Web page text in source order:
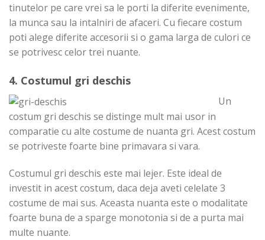
tinutelor pe care vrei sa le porti la diferite evenimente,
la munca sau la intalniri de afaceri. Cu fiecare costum
poti alege diferite accesorii si o gama larga de culori ce
se potrivesc celor trei nuante.
4. Costumul gri deschis
Un
costum gri deschis se distinge mult mai usor in
comparatie cu alte costume de nuanta gri. Acest costum
se potriveste foarte bine primavara si vara.
Costumul gri deschis este mai lejer. Este ideal de
investit in acest costum, daca deja aveti celelate 3
costume de mai sus. Aceasta nuanta este o modalitate
foarte buna de a sparge monotonia si de a purta mai
multe nuante.